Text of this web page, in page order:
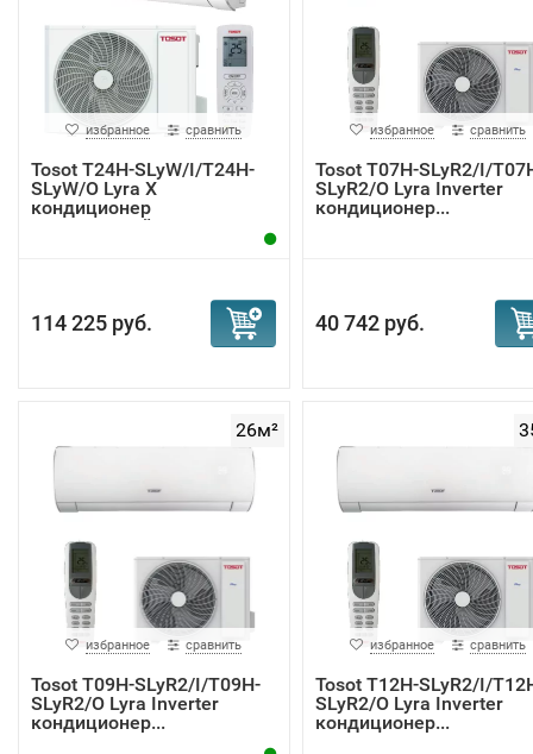
избранное сравнить
Tosot T24H-SLyW/I/T24H-
SLyW/O Lyra X
кондиционер
инверторный
114 225 руб.
избранное сравнить
Tosot T07H-SLyR2/I/
SLyR2/O Lyra Inverter
кондиционер...
40 742 руб.
26м²
избранное сравнить
Tosot T09H-SLyR2/I/T09H-
SLyR2/O Lyra Inverter
кондиционер...
избранное сравнить
Tosot T12H-SLyR2/I/
SLyR2/O Lyra Inverter
кондиционер...